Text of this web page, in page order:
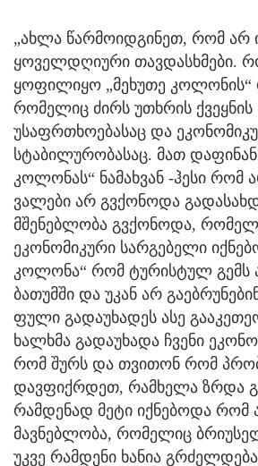
„ახლა წარმოიდგინეთ, რომ არ
ყოველდღიური თავდასხმები.
ყოფილიყო „მეხუთე კოლონის“
რომელიც ძირს უთხრის ქვეყნის
უსაფრთხოებასაც და
სტაბილურობასაც. მათ
კოლონას“ ნამახვან -ჰესი რომ
ვალები არ გვქონოდა
მშენებლობა გვქონოდა,
ეკონომიკური სარგებელი
კოლონა“ რომ ტურისტულ
ბათუმში და უკან არ
ფული გადაუხადეს ასე
ხალხმა გადაუხადა ჩვენი
რომ შურს და თვითონ რომ
დავფიქრდეთ, რამხელა ზრდა
რამდენად მეტი იქნებოდა რომ
მავნებლობა, რომელიც
უკვე რამდენი ხანია